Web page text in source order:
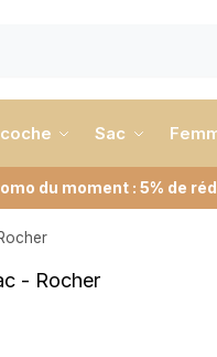
Sac
du moment : 5% de